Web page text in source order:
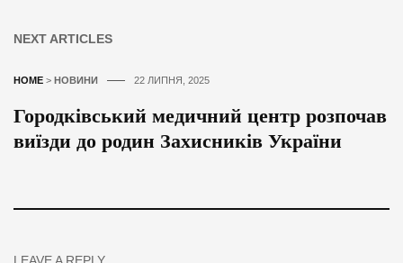
NEXT ARTICLES
HOME > НОВИНИ 22 ЛИПНЯ, 2025
Городківський медичний центр розпочав
виїзди до родин Захисників України